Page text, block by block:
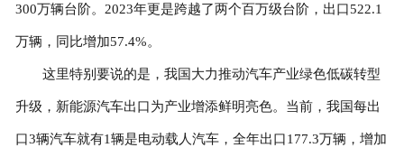
300万辆台阶。2023年更是跨越了两个百万级台阶，出口522.1
万辆，同比增加57.4%。
这里特别要说的是，我国大力推动汽车产业绿色低碳转型
升级，新能源汽车出口为产业增添鲜明亮色。当前，我国每出
口3辆汽车就有1辆是电动载人汽车，全年出口177.3万辆，增加